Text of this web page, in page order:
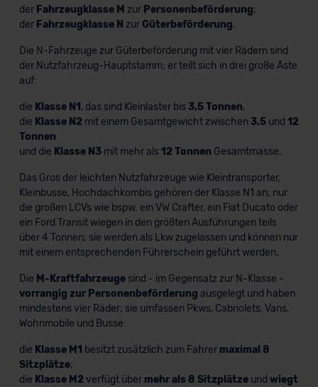
der Fahrzeugklasse M zur Personenbeförderung;
der Fahrzeugklasse N zur Güterbeförderung.
Die N-Fahrzeuge zur Güterbeförderung mit vier Rädern sind
der Nutzfahrzeug-Hauptstamm; er teilt sich in drei große Äste
auf:
die Klasse N1 , das sind Kleinlaster bis3,5 Tonnen,
die Klasse N2mit einem Gesamtgewicht zwischen3,5und 12
Tonnen
und die Klasse N3mit mehr als12 Tonnen Gesamtmasse.
Das Gros der leichten Nutzfahrzeuge wie Kleintransporter,
Kleinbusse, Hochdachkombis gehören der Klasse N1 an; nur
die großen LCVs wie bspw. ein VW Crafter, ein Fiat Ducato oder
ein Ford Transit wiegen in den größten Ausführungen teils
über 4 Tonnen; sie werden als Lkw zugelassen und können nur
mit einem entsprechenden Führerschein geführt werden.
Die M-Kraftfahrzeugesind - im Gegensatz zur N-Klasse -
vorrangig zur Personenbeförderung ausgelegt und haben
mindestens vier Räder; sie umfassen Pkws, Cabriolets, Vans,
Wohnmobile und Busse:
die Klasse M1 besitzt zusätzlich zum Fahrer maximal 8
Sitzplätze;
die Klasse M2verfügt über mehr als 8 Sitzplätzeund wiegt